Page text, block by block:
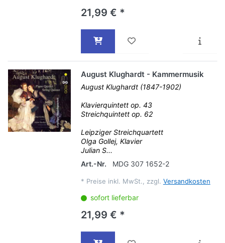
21,99 € *
August Klughardt - Kammermusik
August Klughardt (1847-1902)
Klavierquintett op. 43
Streichquintett op. 62
Leipziger Streichquartett
Olga Gollej, Klavier
Julian S...
Art.-Nr.
MDG 307 1652-2
* Preise inkl. MwSt., zzgl. Versandkosten
sofort lieferbar
21,99 € *